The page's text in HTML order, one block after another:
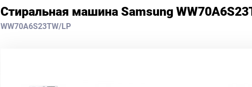
Стиральная машина Samsung
WW70A6S23TW/LP